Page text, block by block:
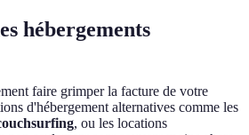
hébergements
faire grimper la facture de votre
d'hébergement alternatives comme les
, ou les locations